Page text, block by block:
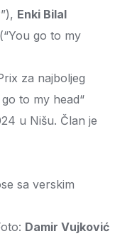
Enki Bilal
(“You go to my
za najboljeg
to my head“
u Nišu. Član je
sa verskim
Damir Vujković